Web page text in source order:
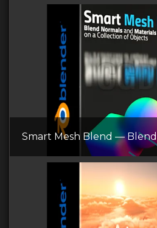
Smart Mesh Blend —